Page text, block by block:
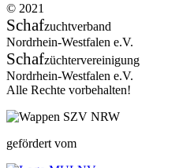
© 2021
Schafzuchtverband
Nordrhein-Westfalen e.V.
Schafzüchtervereinigung
Nordrhein-Westfalen e.V.
Alle Rechte vorbehalten!
gefördert vom